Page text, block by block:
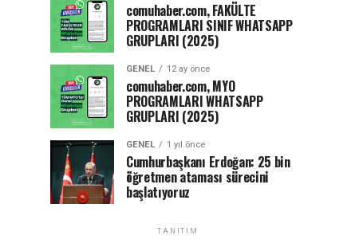
comuhaber.com, FAKÜLTE
PROGRAMLARI SINIF WHATSAPP
GRUPLARI (2025)
GENEL 12 ay önce
comuhaber.com, MYO
PROGRAMLARI WHATSAPP
GRUPLARI (2025)
GENEL 1 yıl önce
Cumhurbaşkanı Erdoğan: 25 bin
öğretmen ataması sürecini
başlatıyoruz
TANITIM